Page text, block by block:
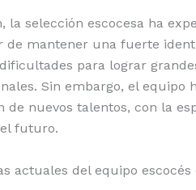
la selección escocesa ha
de mantener una fuerte
para lograr
Sin embargo, el equipo
de nuevos talentos, con la
futuro.
actuales del equipo